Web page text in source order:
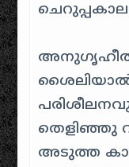
തെളിഞ്ഞു
അടുത്ത